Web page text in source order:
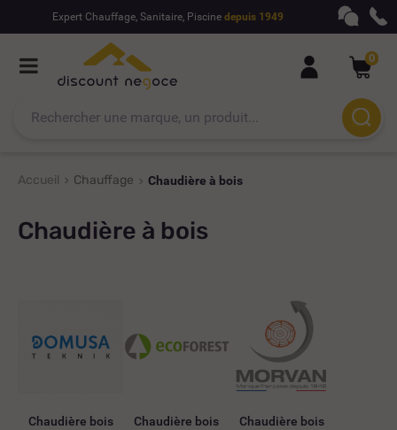
Expert Chauffage, Sanitaire, Piscine depuis 1949
0
Accueil Chauffage Chaudière à bois
Chaudière à bois
Chaudière bois
Chaudière bois
Chaudière bois